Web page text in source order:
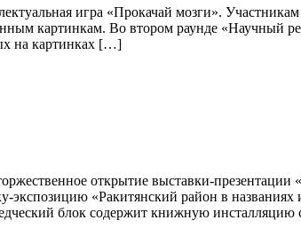
игра «Прокачай мозги».
картинкам. Во втором раунде «Научный
на картинках […]
открытие выставки-
«Ракитянский район в названиях
блок содержит книжную